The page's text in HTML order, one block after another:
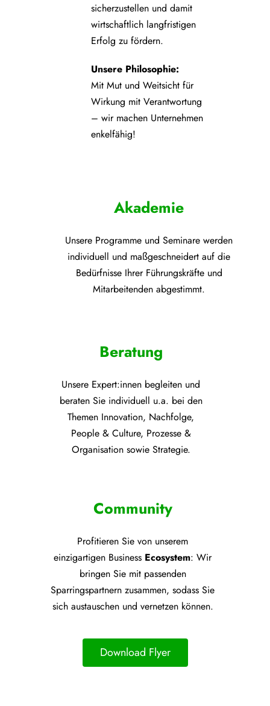
sicherzustellen und damit
wirtschaftlich langfristigen
Erfolg zu fördern.
Unsere Philosophie:
Mit Mut und Weitsicht für
Wirkung mit Verantwortung
– wir machen Unternehmen
enkelfähig!
Akademie
Unsere Programme und Seminare werden
individuell und maßgeschneidert auf die
Bedürfnisse Ihrer Führungskräfte und
Mitarbeitenden abgestimmt.
Beratung
Unsere Expert:innen begleiten und
beraten Sie individuell u.a. bei den
Themen Innovation, Nachfolge,
People & Culture, Prozesse &
Organisation sowie Strategie.
Community
Profitieren Sie von unserem
einzigartigen Business Ecosystem: Wir
bringen Sie mit passenden
Sparringspartnern zusammen, sodass Sie
sich austauschen und vernetzen können.
Download Flyer